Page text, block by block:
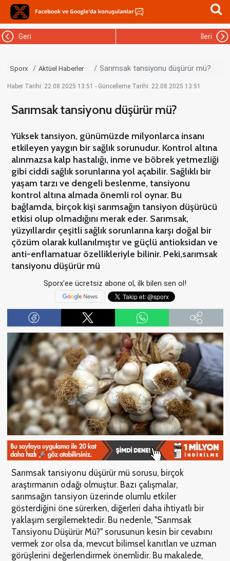
Geri İleri
Sporx Aktüel Haberler Sarımsak tansiyonu düşürür mü?
Haber Tarihi: 22.08.2025 13:51 - Güncelleme Tarihi: 22.08.2025 13:51
Sarımsak tansiyonu düşürür mü?
Yüksek tansiyon, günümüzde milyonlarca insanı
etkileyen yaygın bir sağlık sorunudur. Kontrol altına
alınmazsa kalp hastalığı, inme ve böbrek yetmezliği
gibi ciddi sağlık sorunlarına yol açabilir. Sağlıklı bir
yaşam tarzı ve dengeli beslenme, tansiyonu
kontrol altına almada önemli rol oynar. Bu
bağlamda, birçok kişi sarımsağın tansiyon düşürücü
etkisi olup olmadığını merak eder. Sarımsak,
yüzyıllardır çeşitli sağlık sorunlarına karşı doğal bir
çözüm olarak kullanılmıştır ve güçlü antioksidan ve
anti-enflamatuar özellikleriyle bilinir. Peki,sarımsak
tansiyonu düşürür mü
Sporx'ee ücretsiz abone ol, ilk bilen sen ol!
Sarımsak tansiyonu düşürür mü sorusu, birçok
araştırmanın odağı olmuştur. Bazı çalışmalar,
sarımsağın tansiyon üzerinde olumlu etkiler
gösterdiğini öne sürerken, diğerleri daha ihtiyatlı bir
yaklaşım sergilemektedir. Bu nedenle, "Sarımsak
Tansiyonu Düşürür Mü?" sorusunun kesin bir cevabını
vermek zor olsa da, mevcut bilimsel kanıtları ve uzman
görüşlerini değerlendirmek önemlidir. Bu makalede,